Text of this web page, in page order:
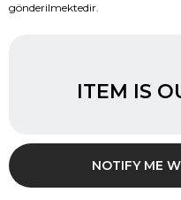
gönderilmektedir.
ITEM IS
NOTIFY ME